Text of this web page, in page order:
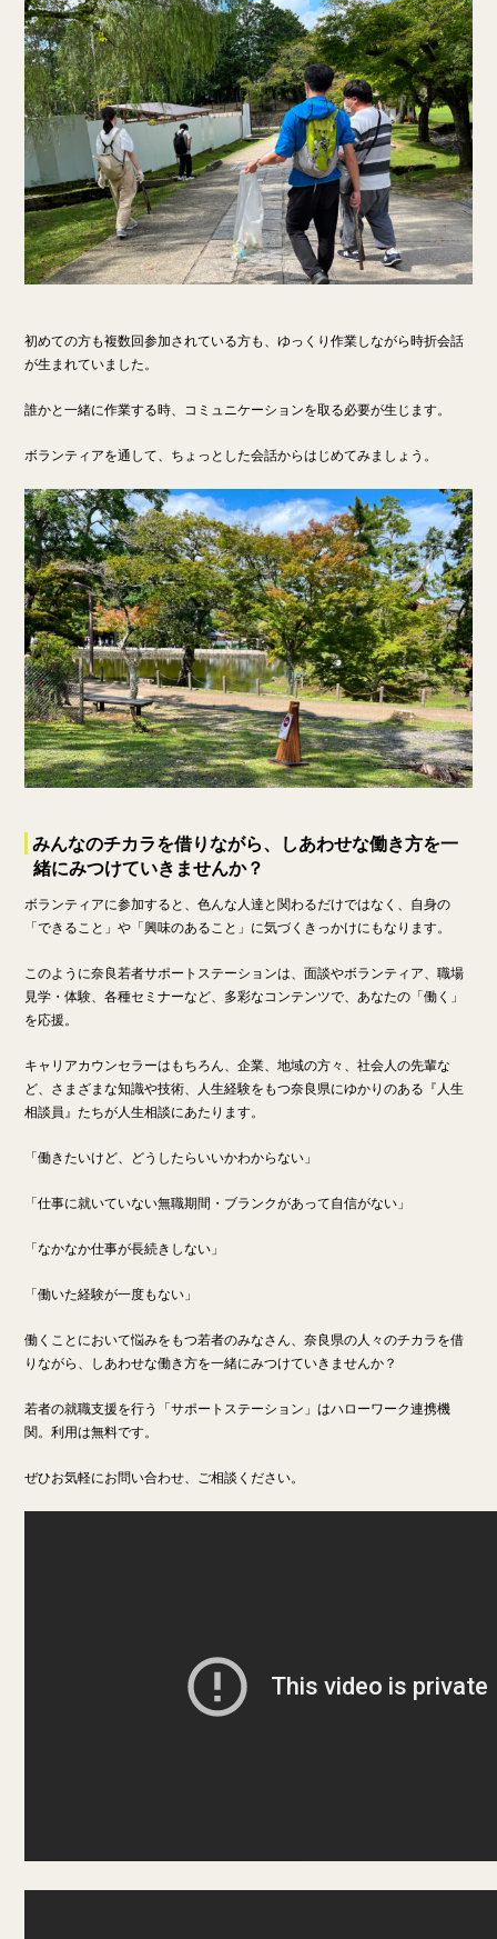
初めての方も複数回参加されている方も、ゆっくり作業しながら時折会話
が生まれていました。
誰かと一緒に作業する時、コミュニケーションを取る必要が生じます。
ボランティアを通して、ちょっとした会話からはじめてみましょう。
みんなのチカラを借りながら、しあわせな働き方を一
緒にみつけていきませんか？
ボランティアに参加すると、色んな人達と関わるだけではなく、自身の
「できること」や「興味のあること」に気づくきっかけにもなります。
このように奈良若者サポートステーションは、面談やボランティア、職場
見学・体験、各種セミナーなど、多彩なコンテンツで、あなたの「働く」
を応援。
キャリアカウンセラーはもちろん、企業、地域の方々、社会人の先輩な
ど、さまざまな知識や技術、人生経験をもつ奈良県にゆかりのある『人生
相談員』たちが人生相談にあたります。
「働きたいけど、どうしたらいいかわからない」
「仕事に就いていない無職期間・ブランクがあって自信がない」
「なかなか仕事が長続きしない」
「働いた経験が一度もない」
働くことにおいて悩みをもつ若者のみなさん、奈良県の人々のチカラを借
りながら、しあわせな働き方を一緒にみつけていきませんか？
若者の就職支援を行う「サポートステーション」はハローワーク連携機
関。利用は無料です。
ぜひお気軽にお問い合わせ、ご相談ください。